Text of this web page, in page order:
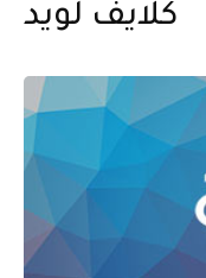
كلايف لويد